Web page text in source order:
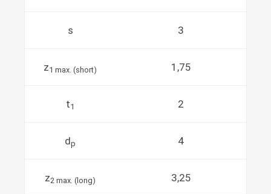
s 3
z1 max. (short) 1,75
t1 2
dp 4
z2 max. (long) 3,25